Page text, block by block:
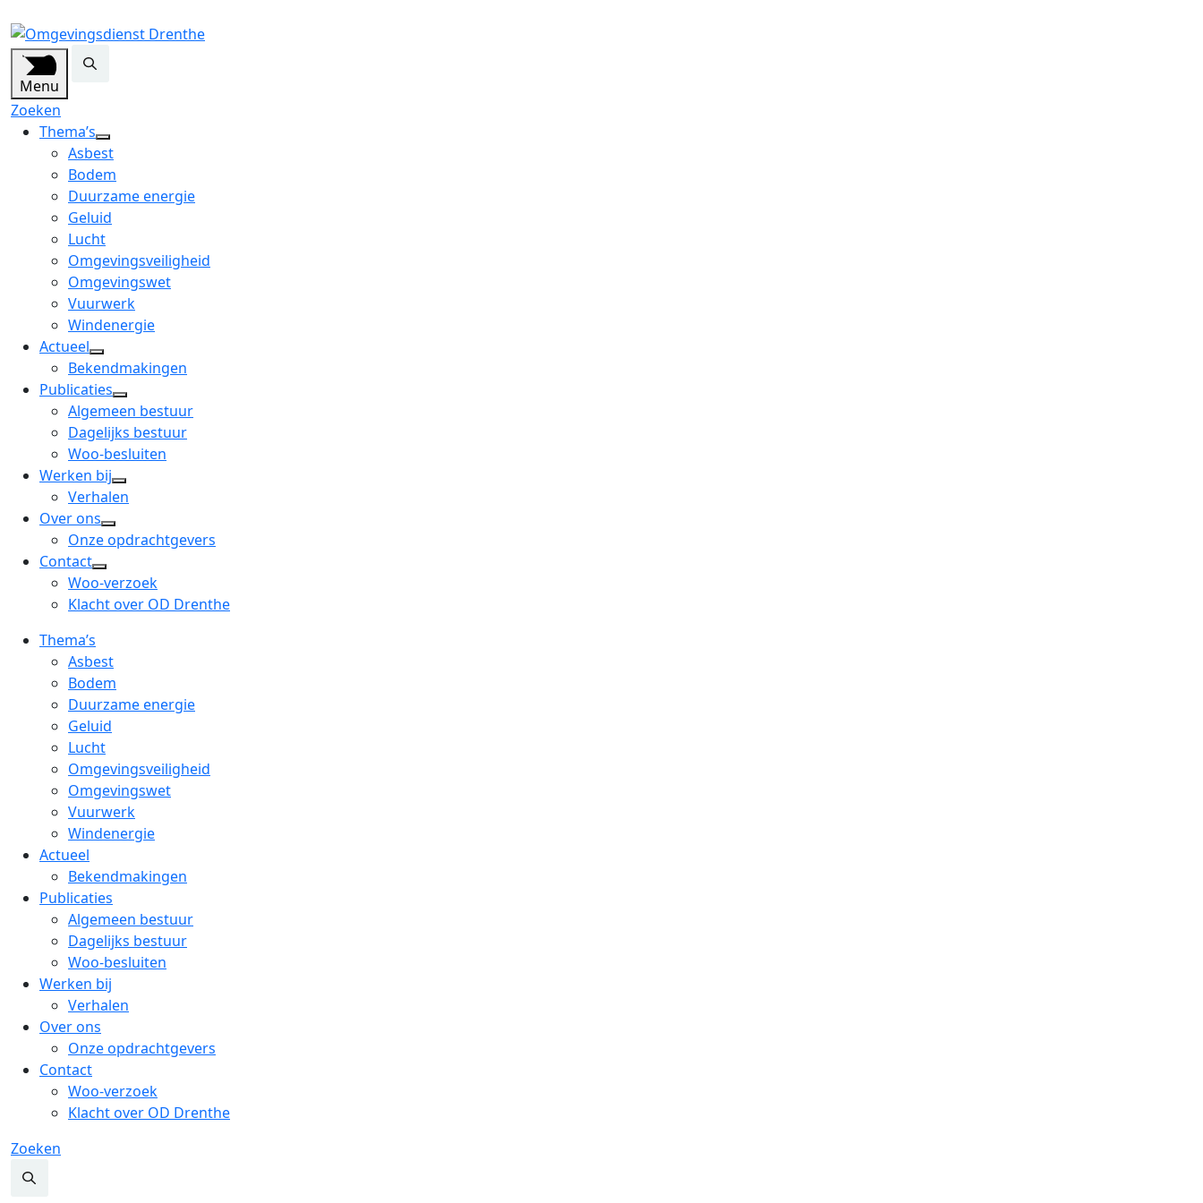
Menu
Zoeken
Thema’s
open
dropdown
menu
Asbest
Bodem
Duurzame energie
Geluid
Lucht
Omgevingsveiligheid
Omgevingswet
Vuurwerk
Windenergie
Actueel
open
dropdown
menu
Bekendmakingen
Publicaties
open
dropdown
menu
Algemeen bestuur
Dagelijks bestuur
Woo-besluiten
Werken bij
open
menu
Verhalen
Over ons
open
dropdown
menu
Onze opdrachtgevers
Contact
open
dropdown
Woo-verzoek
Klacht over OD Drenthe
Thema’s
Asbest
Bodem
Duurzame energie
Geluid
Lucht
Omgevingsveiligheid
Omgevingswet
Vuurwerk
Windenergie
Actueel
Bekendmakingen
Publicaties
Algemeen bestuur
Dagelijks bestuur
Woo-besluiten
Werken bij
Verhalen
Over ons
Onze opdrachtgevers
Contact
Woo-verzoek
Klacht over OD Drenthe
Zoeken